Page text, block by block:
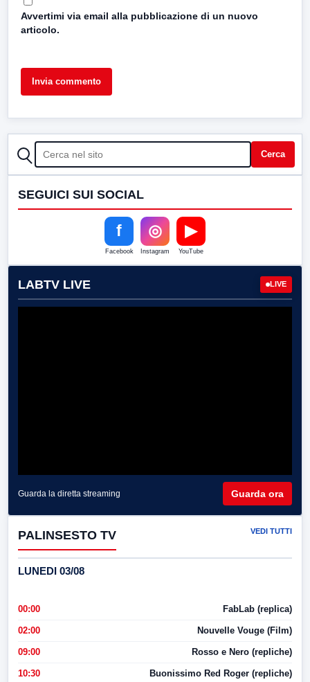
Avvertimi via email alla pubblicazione di un nuovo
articolo.
CERCA Cerca
SEGUICI SUI SOCIAL
f
Facebook
◎
Instagram
▶
YouTube
LABTV LIVE LIVE
Guarda la diretta streaming Guarda ora
PALINSESTO TV VEDI TUTTI
LUNEDI 03/08
00:00 FabLab (replica)
02:00 Nouvelle Vouge (Film)
09:00 Rosso e Nero (repliche)
10:30 Buonissimo Red Roger (repliche)